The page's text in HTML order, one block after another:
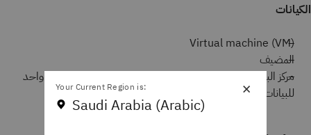
الكيانات
Virtual machine (VM)
المضيف
مركز البيانات (كيان هيكلي يستخدم لإكمال الهيكل – يوجد مركز واحد
للبيانات لكل هدف PowerVM)
×
Your Current Region is:
Saudi Arabia (Arabic)